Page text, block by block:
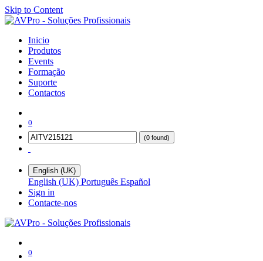
Skip to Content
Inicio
Produtos
Events
Formação
Suporte
Contactos
0
(0 found)
English (UK)
English (UK) Português Español
Sign in
Contacte-nos
0